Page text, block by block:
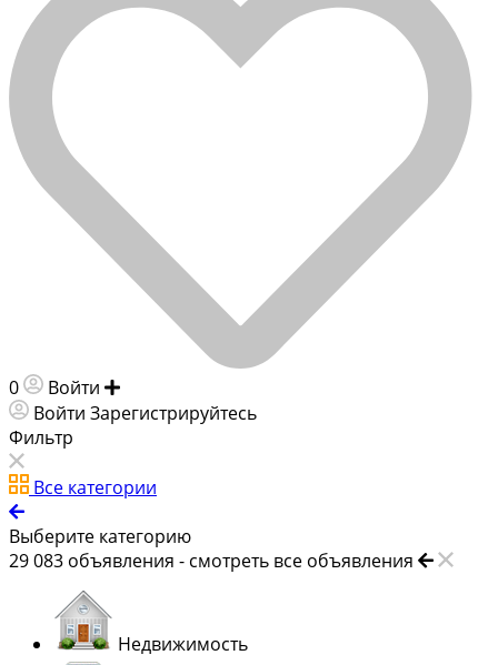
0 Войти
Войти Зарегистрируйтесь
Фильтр
Все категории
Выберите категорию
29 083 объявления - смотреть все объявления
Недвижимость